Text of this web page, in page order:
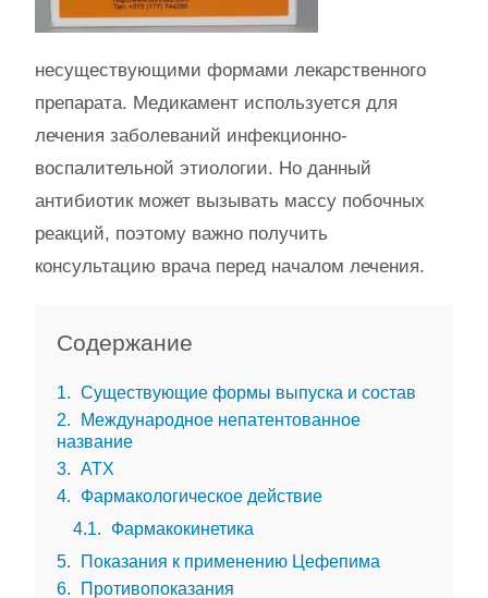
несуществующими формами лекарственного
препарата. Медикамент используется для
лечения заболеваний инфекционно-
воспалительной этиологии. Но данный
антибиотик может вызывать массу побочных
реакций, поэтому важно получить
консультацию врача перед началом лечения.
Содержание
1
Существующие формы выпуска и состав
2
Международное непатентованное
название
3
АТХ
4
Фармакологическое действие
4.1
Фармакокинетика
5
Показания к применению Цефепима
6
Противопоказания